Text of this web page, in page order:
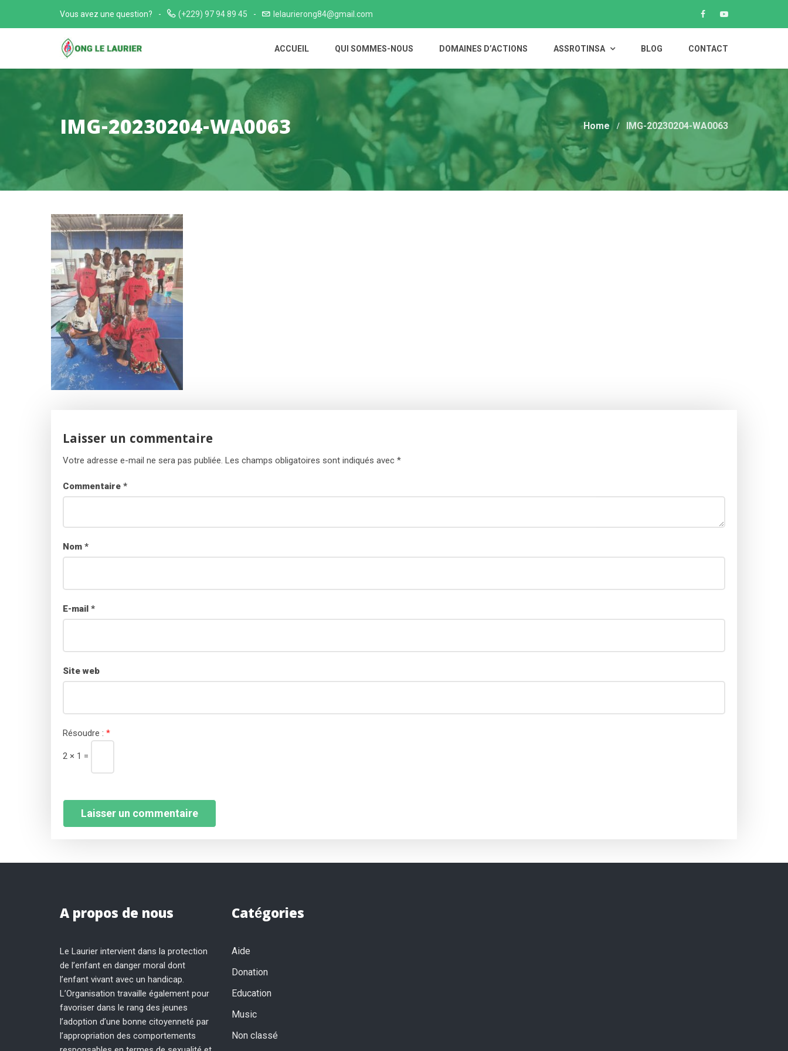
Vous avez une question? (+229) 97 94 89 45 lelaurierong84@gmail.com
ACCUEIL QUI SOMMES-NOUS DOMAINES D’ACTIONS ASSROTINSA BLOG CONTACT
IMG-20230204-WA0063 Home IMG-20230204-WA0063
Laisser un commentaire
Votre adresse e-mail ne sera pas publiée. Les champs obligatoires sont indiqués avec *
Commentaire *
Nom *
E-mail *
Site web
Résoudre : *
2 × 1 =
A propos de nous
Le Laurier intervient dans la protection
de l’enfant en danger moral dont
l’enfant vivant avec un handicap.
L’Organisation travaille également pour
favoriser dans le rang des jeunes
l’adoption d’une bonne citoyenneté par
l’appropriation des comportements
Catégories
Aide
Donation
Education
Music
Non classé